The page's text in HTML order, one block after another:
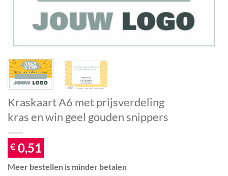
Kraskaart A6 met prijsverdeling
kras en win geel gouden snippers
€ 0,51
Meer bestellen is minder betalen